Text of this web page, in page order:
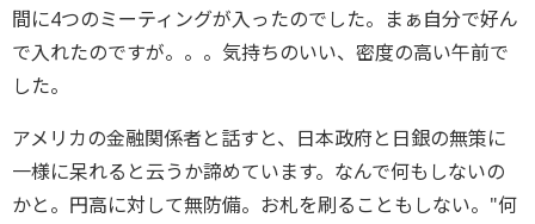
間に4つのミーティングが入ったのでした。まぁ自分で好ん
で入れたのですが。。。気持ちのいい、密度の高い午前で
した。
アメリカの金融関係者と話すと、日本政府と日銀の無策に
一様に呆れると云うか諦めています。なんで何もしないの
かと。円高に対して無防備。お札を刷ることもしない。"何